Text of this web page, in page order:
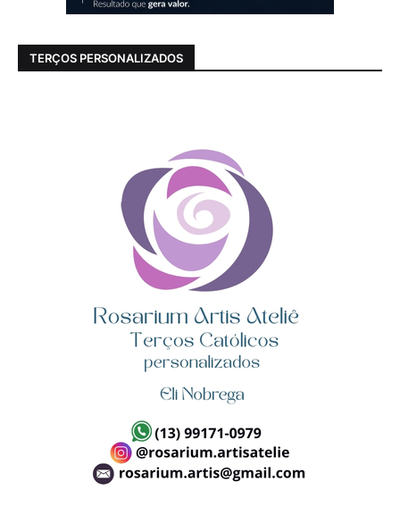
TERÇOS PERSONALIZADOS